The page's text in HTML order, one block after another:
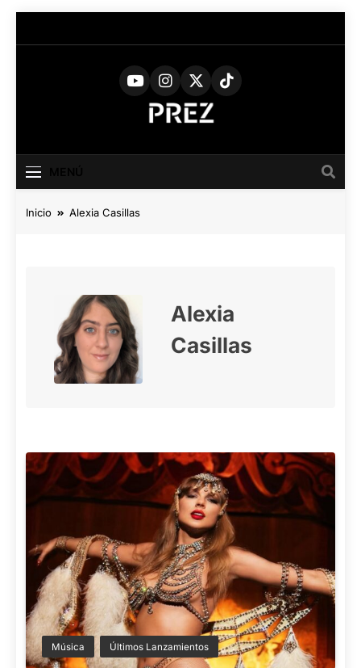
al
PREZ
MAGAZINE
Cultural
Inicio Alexia Casillas
Alexia
Casillas
Música Últimos Lanzamientos